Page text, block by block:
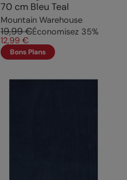
70 cm Bleu Teal
Mountain Warehouse
19,99 €Économisez 35%
12,99 €
Bons Plans